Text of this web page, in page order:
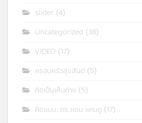
slider (4)
Uncategorized (38)
VIDEO (17)
ครอบครัวสุขสันต์ (5)
คิดเป็นเห็นต่าง (5)
คิดแบบ..ดร.แดน แคนดู (17)